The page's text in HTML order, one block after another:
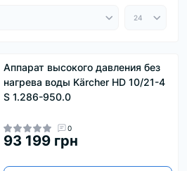
Аппарат высокого давления без
нагрева воды Kärcher HD 10/21-4
S 1.286-950.0
0
93 199 грн